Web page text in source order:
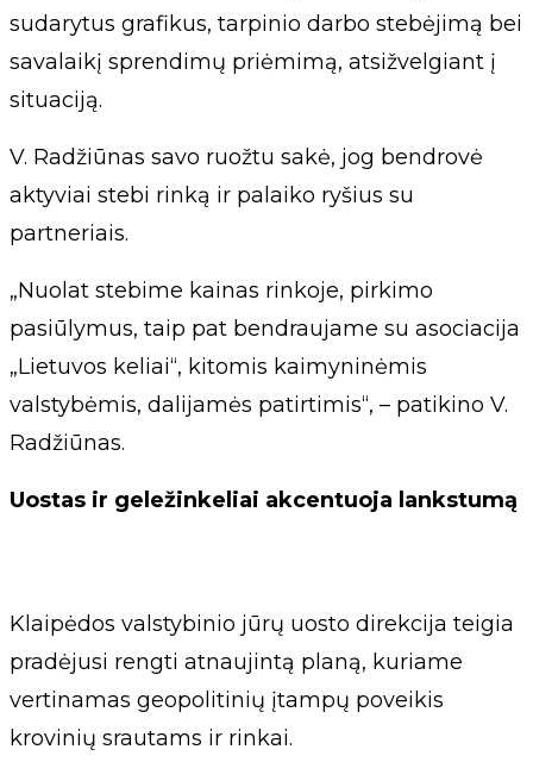
sudarytus grafikus, tarpinio darbo stebėjimą bei
savalaikį sprendimų priėmimą, atsižvelgiant į
situaciją.
V. Radžiūnas savo ruožtu sakė, jog bendrovė
aktyviai stebi rinką ir palaiko ryšius su
partneriais.
„Nuolat stebime kainas rinkoje, pirkimo
pasiūlymus, taip pat bendraujame su asociacija
„Lietuvos keliai“, kitomis kaimyninėmis
valstybėmis, dalijamės patirtimis“, – patikino V.
Radžiūnas.
Uostas ir geležinkeliai akcentuoja lankstumą
Klaipėdos valstybinio jūrų uosto direkcija teigia
pradėjusi rengti atnaujintą planą, kuriame
vertinamas geopolitinių įtampų poveikis
krovinių srautams ir rinkai.